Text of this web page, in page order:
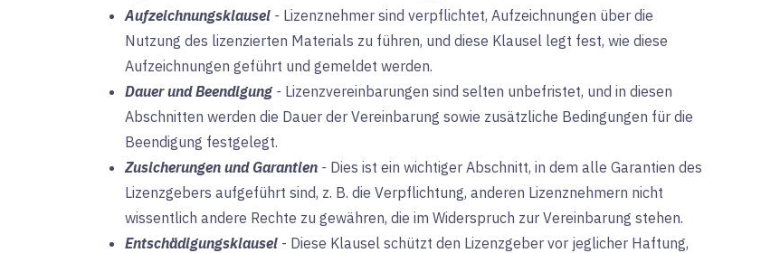
Aufzeichnungsklausel- Lizenznehmer sind verpflichtet, Aufzeichnungen über die
Nutzung des lizenzierten Materials zu führen, und diese Klausel legt fest, wie diese
Aufzeichnungen geführt und gemeldet werden.
Dauer und Beendigung- Lizenzvereinbarungen sind selten unbefristet, und in diesen
Abschnitten werden die Dauer der Vereinbarung sowie zusätzliche Bedingungen für die
Beendigung festgelegt.
Zusicherungen und Garantien- Dies ist ein wichtiger Abschnitt, in dem alle Garantien des
Lizenzgebers aufgeführt sind, z. B. die Verpflichtung, anderen Lizenznehmern nicht
wissentlich andere Rechte zu gewähren, die im Widerspruch zur Vereinbarung stehen.
Entschädigungsklausel- Diese Klausel schützt den Lizenzgeber vor jeglicher Haftung,